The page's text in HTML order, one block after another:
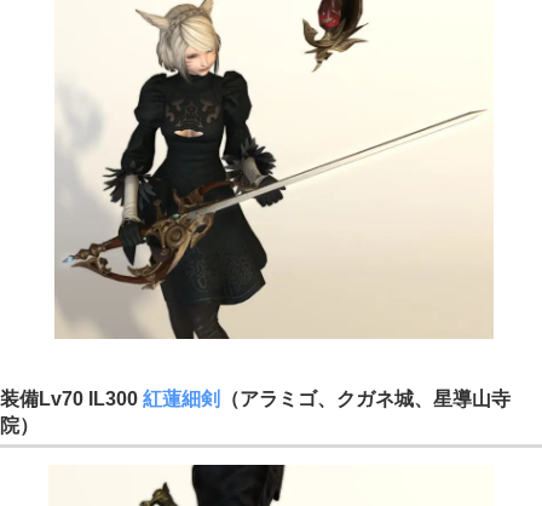
装備Lv70 IL300 紅蓮細剣
（アラミゴ、クガネ城、星導山寺
院）